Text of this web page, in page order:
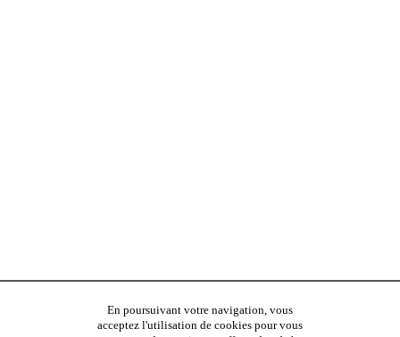
En poursuivant votre navigation, vous
acceptez l'utilisation de cookies pour vous